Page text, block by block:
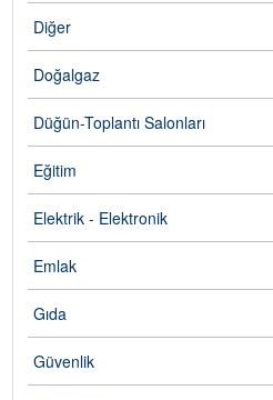
Diğer
Doğalgaz
Düğün-Toplantı Salonları
Eğitim
Elektrik - Elektronik
Emlak
Gıda
Güvenlik